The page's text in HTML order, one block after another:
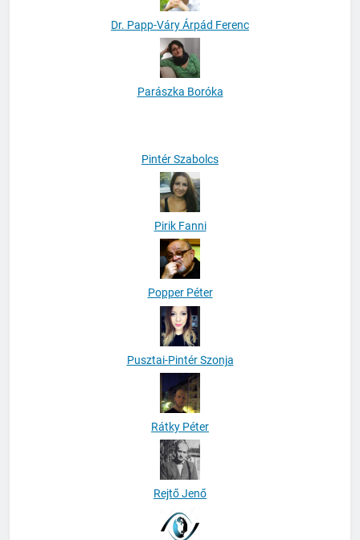
Dr. Papp-Váry Árpád Ferenc
Parászka Boróka
Pintér Szabolcs
Pirik Fanni
Popper Péter
Pusztai-Pintér Szonja
Rátky Péter
Rejtő Jenő